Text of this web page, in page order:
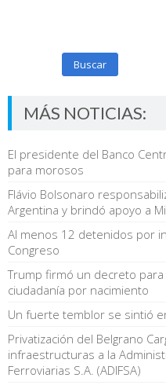
Buscar
MÁS NOTICIAS:
El presidente del Banco
para morosos
Flávio Bolsonaro
Argentina y brindó apoyo a
Al menos 12 detenidos por
Congreso
Trump firmó un decreto
ciudadanía por nacimiento
Un fuerte temblor se sintió
Privatización del Belgrano
infraestructuras a la
Ferroviarias S.A. (ADIFSA)